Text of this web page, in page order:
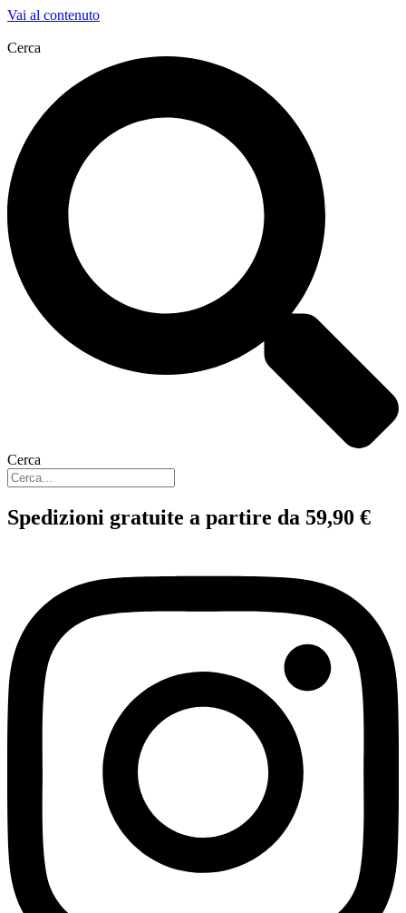
Vai al contenuto
Cerca
Cerca
Spedizioni gratuite a partire da 59,90 €